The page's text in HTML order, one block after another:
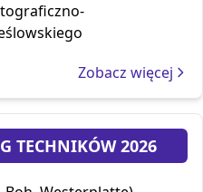
Zobacz więcej
TECHNIKÓW 2026